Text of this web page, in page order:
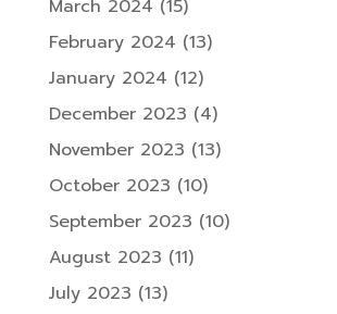
March 2024 (15)
February 2024 (13)
January 2024 (12)
December 2023 (4)
November 2023 (13)
October 2023 (10)
September 2023 (10)
August 2023 (11)
July 2023 (13)